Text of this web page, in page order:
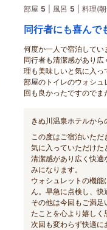
部屋 5 風呂 5 料理(
同行者にも喜んで
何度か一人で宿泊してい
同行者も清潔感があり
理も美味しいと気に入っ
部屋のトイレのウォシ
回も良かったですのでま
きぬ川温泉ホテルから
この度はご宿泊いた
気に入っていただけた
清潔感があり広く快適
みになります。
ウォシュレットの機
ん。早急に点検し、快
その他は今回もご満
たことを心より嬉しく
次回も変わらず快適に